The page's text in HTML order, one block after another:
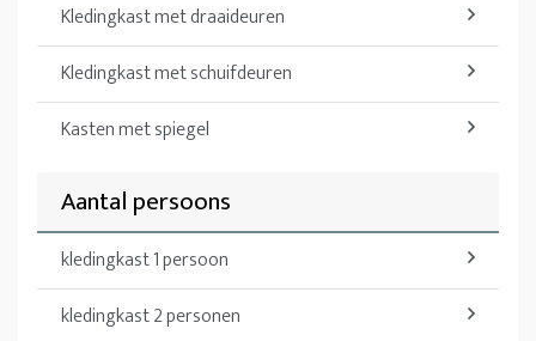
Kledingkast met draaideuren
Kledingkast met schuifdeuren
Kasten met spiegel
Aantal persoons
kledingkast 1 persoon
kledingkast 2 personen